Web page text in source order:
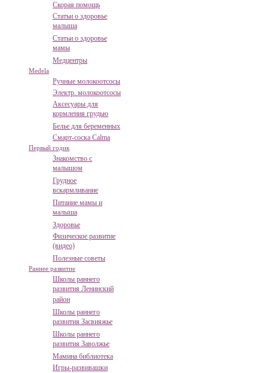
Скорая помощь
Статьи о здоровье
малыша
Статьи о здоровье
мамы
Медцентры
Medela
Ручные молокоотсосы
Электр. молокоотсосы
Аксесуары для
кормления грудью
Белье для беременных
Смарт-соска Calma
Первый годик
Знакомство с
малышом
Грудное
вскармливание
Питание мамы и
малыша
Здоровье
Физическое развитие
(видео)
Полезные советы
Раннее развитие
Школы раннего
развития Ленинский
район
Школы раннего
развития Засвияжье
Школы раннего
развития Заволжье
Мамина библиотека
Игры-развивашки